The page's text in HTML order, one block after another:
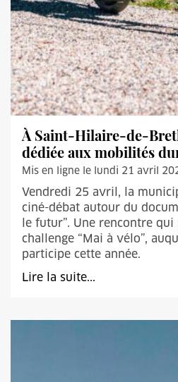
À Saint-Hilaire-de-
dédiée aux mobilités
Mis en ligne le lundi 21 avril
Vendredi 25 avril, la
ciné-débat autour du
le futur”. Une rencontre qui
challenge “Mai à vélo”,
participe cette année.
Lire la suite...